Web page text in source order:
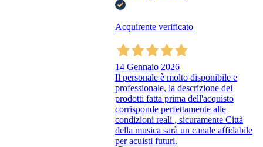
Acquirente verificato
14 Gennaio 2026
Il personale è molto disponibile e
professionale, la descrizione dei
prodotti fatta prima dell'acquisto
corrisponde perfettamente alle
condizioni reali , sicuramente Città
della musica sarà un canale affidabile
per acuisti futuri.